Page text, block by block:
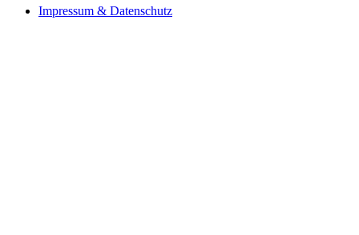
Impressum & Datenschutz